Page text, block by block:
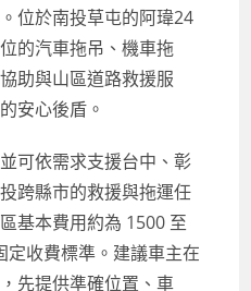
位於南投草屯的阿瑋24
的汽車拖吊、機車拖
助與山區道路救援服
安心後盾。
可依需求支援台中、彰
跨縣市的救援與拖運任
基本費用約為 1500 至
收費標準。建議車主在
先提供準確位置、車